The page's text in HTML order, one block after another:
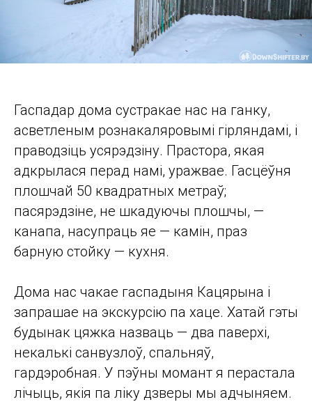
Гаспадар дома сустракае нас на ганку,
асветленым рознакаляровымі гірляндамі, і
праводзіць усярэдзіну. Прастора, якая
адкрылася перад намі, уражвае. Гасцёўня
плошчай 50 квадратных метраў;
пасярэдзіне, не шкадуючы плошчы, —
канапа, насупраць яе — камін, праз
барную стойку — кухня.
Дома нас чакае гаспадыня Кацярына і
запрашае на экскурсію па хаце. Хатай гэты
будынак цяжка назваць — два паверхі,
некалькі санвузлоў, спальняў,
гардэробная. У пэўны момант я перастала
лічыць, якія па ліку дзверы мы адчыняем.